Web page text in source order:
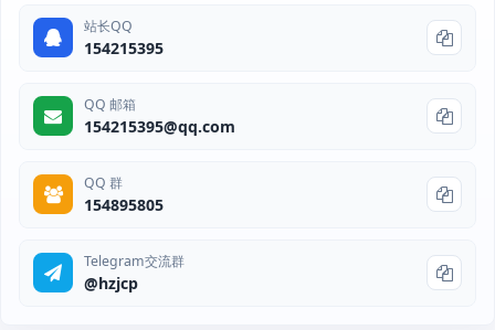
站长QQ
154215395
QQ 邮箱
154215395@qq.com
QQ 群
154895805
Telegram交流群
@hzjcp